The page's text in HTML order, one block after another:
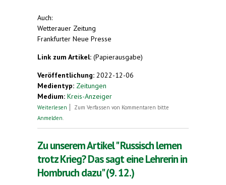
Auch:
Wetterauer Zeitung
Frankfurter Neue Presse
Link zum Artikel: (Papierausgabe)
Veröffentlichung: 2022-12-06
Medientyp: Zeitungen
Medium: Kreis-Anzeiger
Weiterlesen über Post von meinem persönlichen Esperanto-
Zum Verfassen von Kommentaren bitte
Anmelden
Zu unserem Artikel " Russisch lernen
trotz Krieg? Das sagt eine Lehrerin in
Hombruch dazu" (9. 12.)